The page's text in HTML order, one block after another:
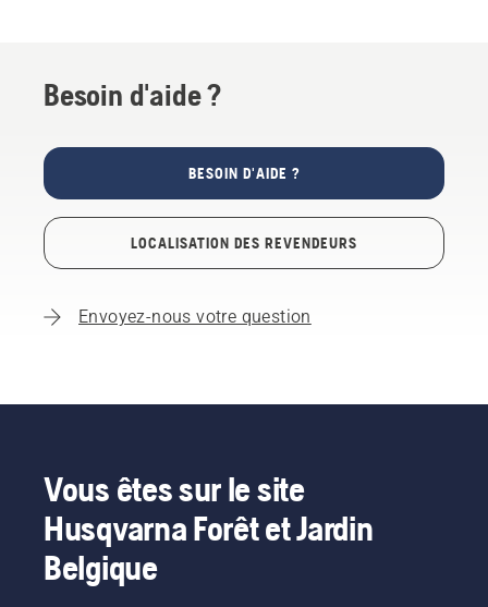
Besoin d'aide ?
BESOIN D'AIDE ?
LOCALISATION DES REVENDEURS
Envoyez-nous votre question
Vous êtes sur le site
Husqvarna Forêt et Jardin
Belgique